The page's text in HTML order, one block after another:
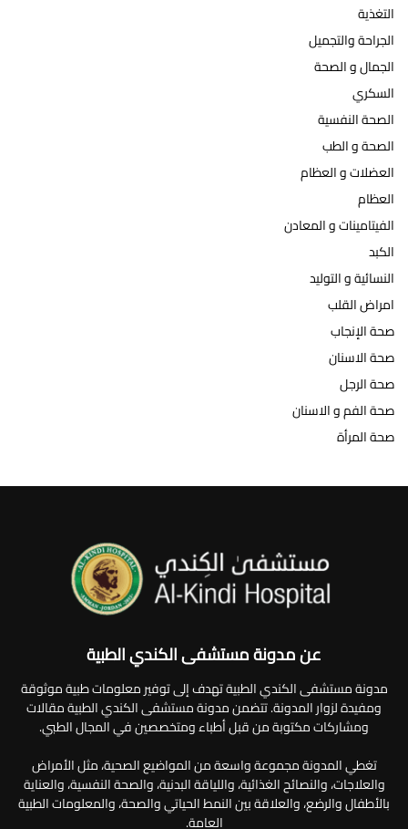
التغذية
الجراحة والتجميل
الجمال و الصحة
السكري
الصحة النفسية
الصحة و الطب
العضلات و العظام
العظام
الفيتامينات و المعادن
الكبد
النسائية و التوليد
امراض القلب
صحة الإنجاب
صحة الاسنان
صحة الرجل
صحة الفم و الاسنان
صحة المرأة
عن مدونة مستشفى الكندي الطبية
مدونة مستشفى الكندي الطبية تهدف إلى توفير معلومات طبية موثوقة
ومفيدة لزوار المدونة. تتضمن مدونة مستشفى الكندي الطبية مقالات
ومشاركات مكتوبة من قبل أطباء ومتخصصين في المجال الطبي.
تغطي المدونة مجموعة واسعة من المواضيع الصحية، مثل الأمراض
والعلاجات، والنصائح الغذائية، واللياقة البدنية، والصحة النفسية، والعناية
بالأطفال والرضع، والعلاقة بين النمط الحياتي والصحة، والمعلومات الطبية
العامة.